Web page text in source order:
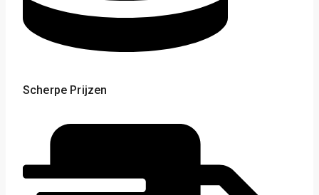
Scherpe Prijzen